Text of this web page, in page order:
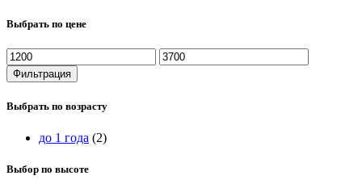
Выбрать по цене
Минимальная
цена
Максимальная
цена
Фильтрация
Выбрать по возрасту
до 1 года (2)
Выбор по высоте